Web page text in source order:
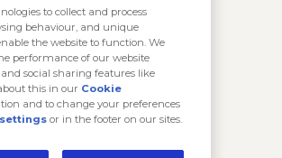
to collect and process
behaviour, and unique
the website to function. We
performance of our website
social sharing features like
this in our Cookie
and to change your preferences
or in the footer on our sites.